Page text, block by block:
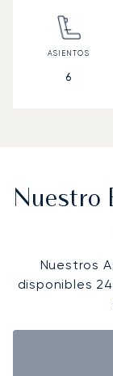
6
Nuestro
Nuestros
disponibles